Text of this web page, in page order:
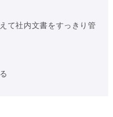
て社内文書をすっきり管